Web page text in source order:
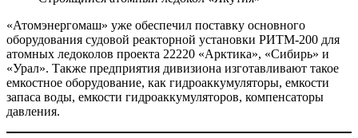
«Атомэнергомаш» уже обеспечил поставку основного
оборудования судовой реакторной установки РИТМ-200 для
атомных ледоколов проекта 22220 «Арктика», «Сибирь» и
«Урал». Также предприятия дивизиона изготавливают такое
емкостное оборудование, как гидроаккумуляторы, емкости
запаса воды, емкости гидроаккумуляторов, компенсаторы
давления.